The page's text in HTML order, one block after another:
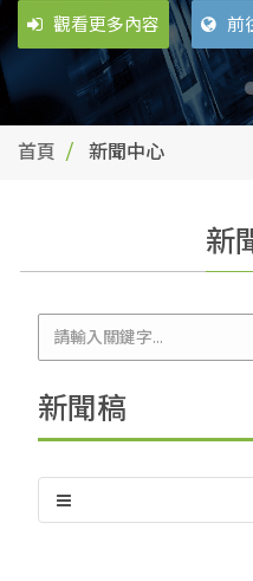
大採用本地AI方案以滿足
求，促使TrendForce上
幅度，從原先的28%更新
觀看更多內容 前
力。觀看更多內容 前
首頁 新聞中心
新
新聞稿